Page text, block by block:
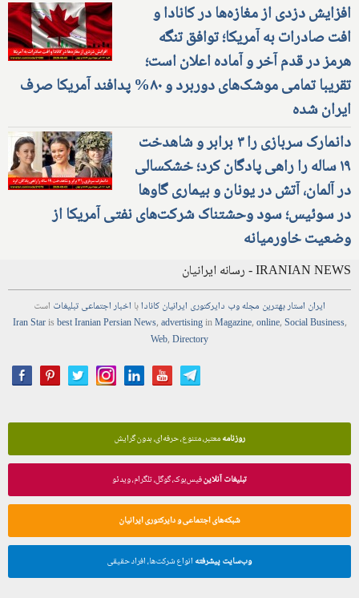
افزایش دزدی از مغازه‌ها در کانادا و
افت صادرات به آمریکا؛ توافق تنگه
هرمز در قدم آخر و آماده اعلان است؛
تقریبا تمامی موشک‌های دوربرد و ۸۰% پدافند آمریکا صرف
ایران شده
دانمارک سربازی را ۳ برابر و شاهدخت
۱۹ ساله را راهی پادگان کرد؛ خشکسالی
در آلمان، آتش در یونان و بیماری گاوها
در سوئیس؛ سود وحشتناک شرکت‌های نفتی آمریکا از
وضعیت خاورمیانه
IRANIAN NEWS - رسانه ایرانیان
ایران استاربهترین مجلهوب دایرکتوری ایرانیان کانادابا اخباراجتماعیتبلیغات است
Iran Starisbest Iranian PersianNews,advertisinginMagazine,online,Social Business,
Web,Directory
روزنامهمعتبر، متنوع، حرفه‌ای، بدون گرایش
تبلیغات آنلاینفیس‌بوک، گوگل، تلگرام، ویدئو
شبکه‌های اجتماعی و دایرکتوری ایرانیان
وب‌سایت پیشرفته انواع شرکت‌ها، افراد حقیقی